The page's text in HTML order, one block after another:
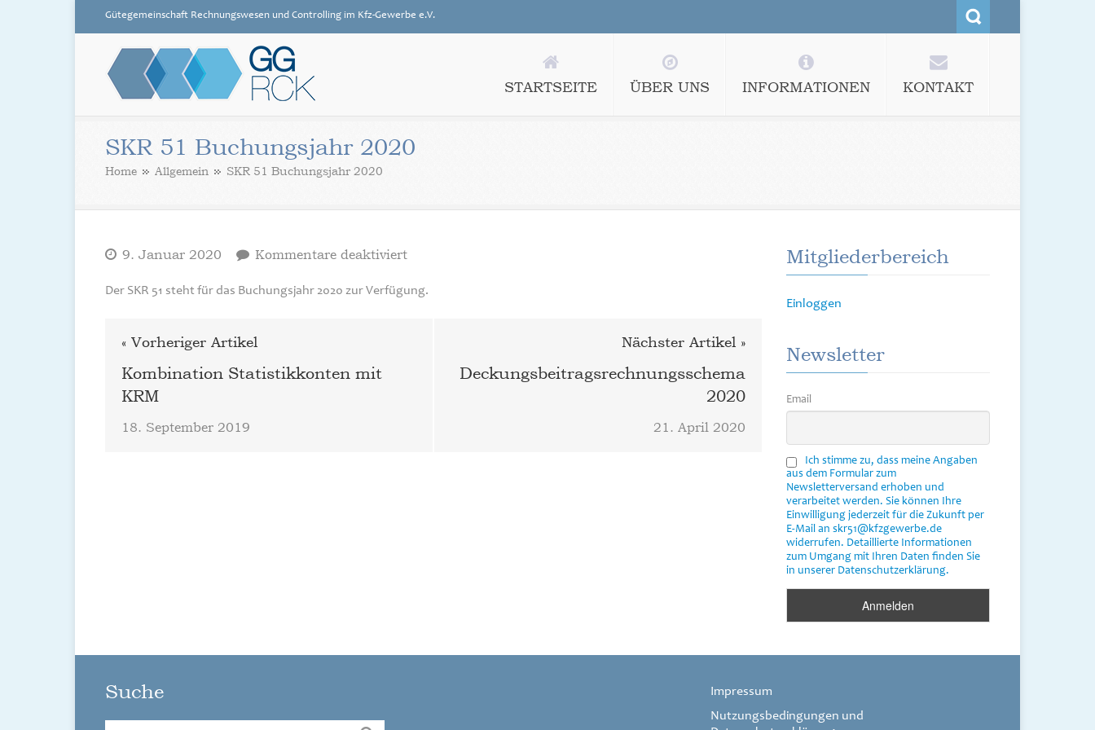
Gütegemeinschaft Rechnungswesen und Controlling im Kfz-Gewerbe e.V.
GG RCK
STARTSEITE ÜBER UNS INFORMATIONEN KONTAKT
SKR 51 Buchungsjahr 2020
Home Allgemein SKR 51 Buchungsjahr 2020
9. Januar 2020 Kommentare deaktiviertfür
Buchungsjahr
Der SKR 51 steht für das Buchungsjahr 2020 zur Verfügung.
« Vorheriger Artikel
Kombination Statistikkonten mit
KRM
18. September 2019
Nächster Artikel »
Deckungsbeitragsrechnungsschema
2020
21. April 2020
Mitgliederbereich
Einloggen
Newsletter
Email
Ich stimme zu, dass meine Angaben
aus dem Formular zum
Newsletterversand erhoben und
verarbeitet werden. Sie können Ihre
Einwilligung jederzeit für die Zukunft per
E-Mail an skr51@kfzgewerbe.de
widerrufen. Detaillierte Informationen
zum Umgang mit Ihren Daten finden Sie
in unserer Datenschutzerklärung.
Suche
Impressum
Nutzungsbedingungen und